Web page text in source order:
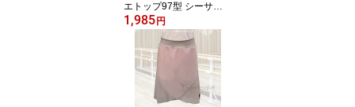
エトップ97型 シーサイ
ド|Jewelesqueオリジナ
ル｜レオタード生地 パ
ッド用ポケット付き 普
段ブラOK（インナーが
響きにくい設計）sol-bt9
7-seaside
1,985 円